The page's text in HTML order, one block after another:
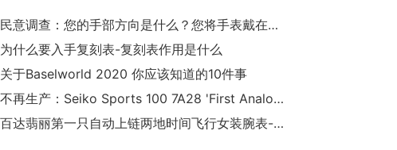
民意调查：您的手部方向是什么？您将手表戴在哪个手腕上？
为什么要入手复刻表-复刻表作用是什么
关于Baselworld 2020 你应该知道的10件事
不再生产：Seiko Sports 100 7A28 'First Analog Quartz Chronograph Movement' Vintage Watch
百达翡丽第一只自动上链两地时间飞行女装腕表-Ref.7234R